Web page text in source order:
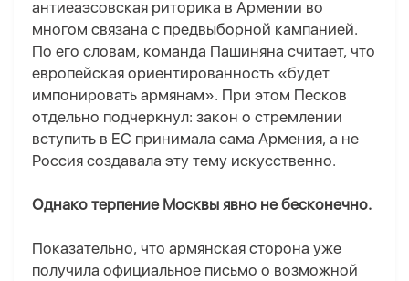
антиеаэсовская риторика в Армении во
многом связана с предвыборной кампанией.
По его словам, команда Пашиняна считает, что
европейская ориентированность «будет
импонировать армянам». При этом Песков
отдельно подчеркнул: закон о стремлении
вступить в ЕС принимала сама Армения, а не
Россия создавала эту тему искусственно.
Однако терпение Москвы явно не бесконечно.
Показательно, что армянская сторона уже
получила официальное письмо о возможной